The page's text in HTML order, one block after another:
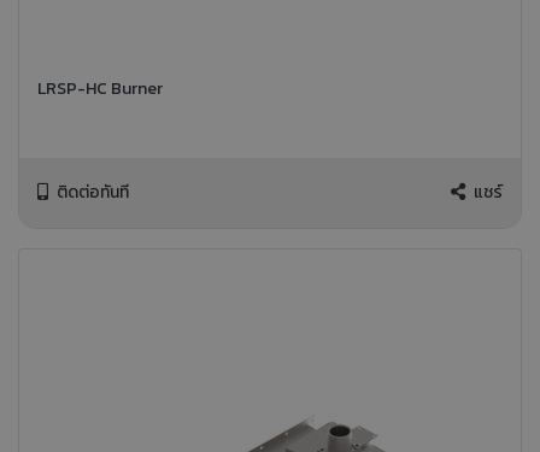
LRSP-HC Burner
ติดต่อทันที แชร์